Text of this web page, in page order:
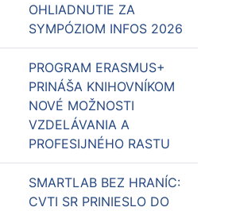
OHLIADNUTIE ZA
SYMPÓZIOM INFOS 2026
PROGRAM ERASMUS+
PRINÁŠA KNIHOVNÍKOM
NOVÉ MOŽNOSTI
VZDELÁVANIA A
PROFESIJNÉHO RASTU
SMARTLAB BEZ HRANÍC:
CVTI SR PRINIESLO DO